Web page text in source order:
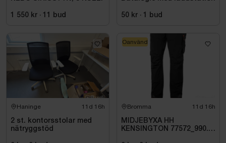
1 550 kr · 11 bud 50 kr · 1 bud
Haninge 11d 16h
2 st. kontorsstolar med
nätryggstöd
Bromma 11d 16h
MIDJEBYXA HH
KENSINGTON 77572_990.
Oanvänd